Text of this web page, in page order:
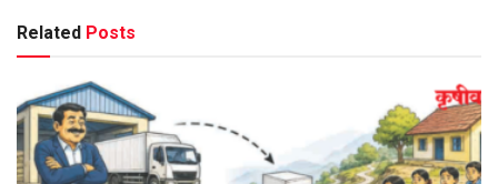
Related Posts